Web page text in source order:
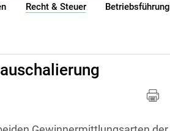
Recht & Steuer
(current)1
Betriebsführung